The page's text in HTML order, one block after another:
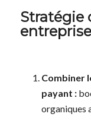
Stratégie
Combiner
payant :
organiques